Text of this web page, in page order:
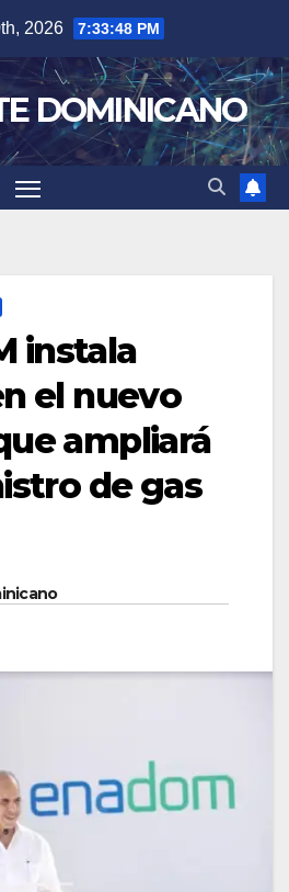
2026 7:33:49 PM
DOMINICANO
instala
el nuevo
ampliará
de gas